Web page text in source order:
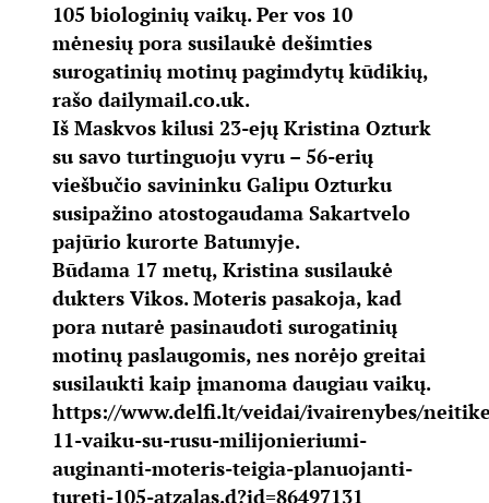
105 biologinių vaikų. Per vos 10
mėnesių pora susilaukė dešimties
surogatinių motinų pagimdytų kūdikių,
rašo dailymail.co.uk.
Iš Maskvos kilusi 23-ejų Kristina Ozturk
su savo turtinguoju vyru – 56-erių
viešbučio savininku Galipu Ozturku
susipažino atostogaudama Sakartvelo
pajūrio kurorte Batumyje.
Būdama 17 metų, Kristina susilaukė
dukters Vikos. Moteris pasakoja, kad
pora nutarė pasinaudoti surogatinių
motinų paslaugomis, nes norėjo greitai
susilaukti kaip įmanoma daugiau vaikų.
https://www.delfi.lt/veidai/ivairenybes/
11-vaiku-su-rusu-milijonieriumi-
auginanti-moteris-teigia-planuojanti-
tureti-105-atzalas.d?id=86497131